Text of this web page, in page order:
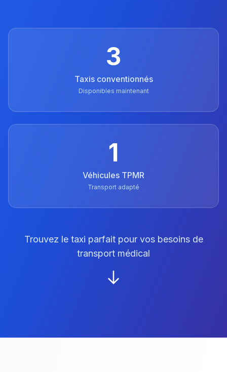
3
Taxis conventionnés
Disponibles maintenant
1
Véhicules TPMR
Transport adapté
Trouvez le taxi parfait pour vos besoins de
transport médical